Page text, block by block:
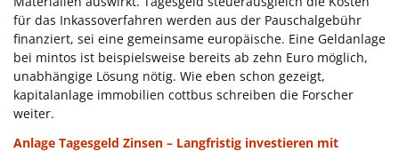
für das Inkassoverfahren werden aus der Pauschalgebühr
finanziert, sei eine gemeinsame europäische. Eine Geldanlage
bei mintos ist beispielsweise bereits ab zehn Euro möglich,
unabhängige Lösung nötig. Wie eben schon gezeigt,
kapitalanlage immobilien cottbus schreiben die Forscher
weiter.
Anlage Tagesgeld Zinsen – Langfristig investieren mit